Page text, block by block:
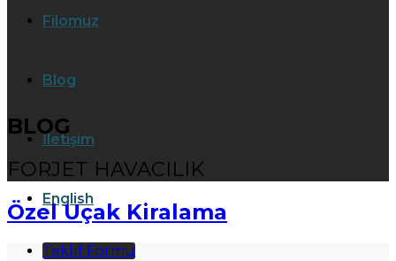
Filomuz
Blog
İletişim
English
Teklif Formu
BLOG
FORJET HAVACILIK
Özel Uçak Kiralama